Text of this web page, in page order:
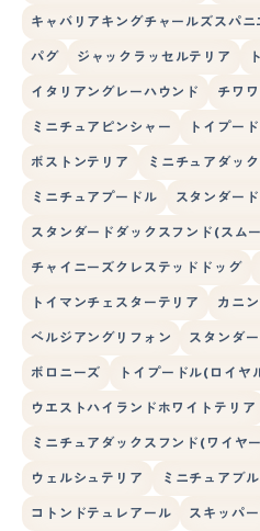
キャバリアキングチャールズスパニ
パグ ジャックラッセルテリア
イタリアングレーハウンド チワ
ミニチュアピンシャー トイプー
ボストンテリア ミニチュアダッ
ミニチュアプードル スタンダー
スタンダードダックスフンド(スム
チャイニーズクレステッドドッグ
トイマンチェスターテリア カニ
ベルジアングリフォン スタンダ
ボロニーズ トイプードル(ロイヤ
ウエストハイランドホワイトテリア
ミニチュアダックスフンド(ワイヤ
ウェルシュテリア ミニチュアブ
コトンドテュレアール スキッパ